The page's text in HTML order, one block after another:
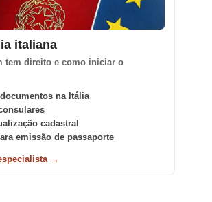
italiana
tem direito e como iniciar o
na Itália
cadastral
emissão de passaporte
→